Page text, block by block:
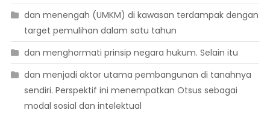
dan menengah (UMKM) di kawasan terdampak dengan
target pemulihan dalam satu tahun
dan menghormati prinsip negara hukum. Selain itu
dan menjadi aktor utama pembangunan di tanahnya
sendiri. Perspektif ini menempatkan Otsus sebagai
modal sosial dan intelektual